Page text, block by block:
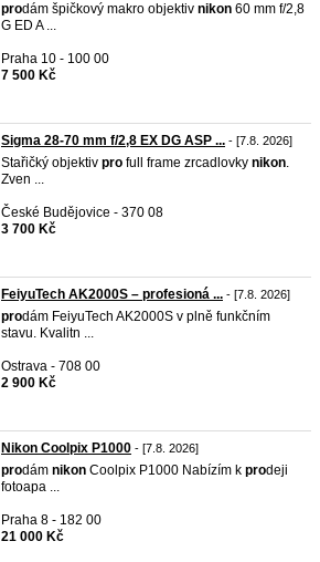
prodám špičkový makro objektiv nikon 60 mm f/2,8
G ED A ...
Praha 10 - 100 00
7 500 Kč
Sigma 28-70 mm f/2,8 EX DG ASP ... - [7.8. 2026]
Stařičký objektiv pro full frame zrcadlovky nikon.
Zven ...
České Budějovice - 370 08
3 700 Kč
FeiyuTech AK2000S – profesioná ... - [7.8. 2026]
prodám FeiyuTech AK2000S v plně funkčním
stavu. Kvalitn ...
Ostrava - 708 00
2 900 Kč
Nikon Coolpix P1000 - [7.8. 2026]
prodám nikon Coolpix P1000 Nabízím k prodeji
fotoapa ...
Praha 8 - 182 00
21 000 Kč